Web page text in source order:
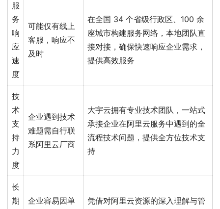
服
务
响
应
速
度
可能仅有线上
客服，响应不
及时
在全国 34 个省级行政区、100 余
座城市构建服务网络，本地团队直
接对接，确保快速响应企业需求，
提供高效服务
技
术
支
持
力
度
企业遇到技术
难题需自行联
系阿里云厂商
大宇云拥有专业技术团队，一站式
承接企业在阿里云服务中遇到的全
流程技术问题，提供全方位技术支
持
长
期
企业容易因单
凭借对阿里云资源的深入理解与管